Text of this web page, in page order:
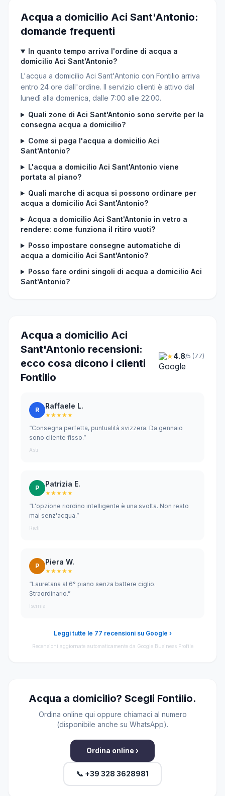
Acqua a domicilio Aci Sant'Antonio:
domande frequenti
In quanto tempo arriva l'ordine di acqua a
domicilio Aci Sant'Antonio?
L'acqua a domicilio Aci Sant'Antonio con Fontilio arriva
entro 24 ore dall'ordine. Il servizio clienti è attivo dal
lunedì alla domenica, dalle 7:00 alle 22:00.
Quali zone di Aci Sant'Antonio sono servite per la
consegna acqua a domicilio?
Come si paga l'acqua a domicilio Aci
Sant'Antonio?
L'acqua a domicilio Aci Sant'Antonio viene
portata al piano?
Quali marche di acqua si possono ordinare per
acqua a domicilio Aci Sant'Antonio?
Acqua a domicilio Aci Sant'Antonio in vetro a
rendere: come funziona il ritiro vuoti?
Posso impostare consegne automatiche di
acqua a domicilio Aci Sant'Antonio?
Posso fare ordini singoli di acqua a domicilio Aci
Sant'Antonio?
Acqua a domicilio Aci
Sant'Antonio recensioni:
ecco cosa dicono i clienti
Fontilio
★4.8/5 (77)
R Raffaele L.
★★★★★
“Consegna perfetta, puntualità svizzera. Da gennaio
sono cliente fisso.”
Asti
P Patrizia E.
★★★★★
“L'opzione riordino intelligente è una svolta. Non resto
mai senz'acqua.”
Rieti
P Piera W.
★★★★★
“Lauretana al 6° piano senza battere ciglio.
Straordinario.”
Isernia
Leggi tutte le 77 recensioni su Google ›
Recensioni aggiornate automaticamente da Google Business Profile
Acqua a domicilio? Scegli Fontilio.
Ordina online qui oppure chiamaci al numero
(disponibile anche su WhatsApp).
Ordina online ›
📞 +39 328 3628981